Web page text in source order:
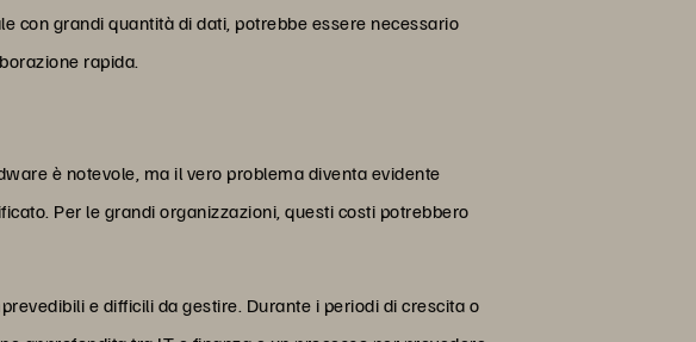
con grandi quantità di dati, potrebbe essere necessario
rapida.
è notevole, ma il vero problema diventa evidente
Per le grandi organizzazioni, questi costi potrebbero
e difficili da gestire. Durante i periodi di crescita o